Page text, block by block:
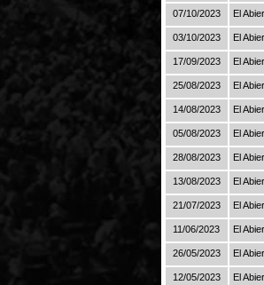
07/10/2023 El
03/10/2023 El
17/09/2023 El
25/08/2023 El
14/08/2023 El
05/08/2023 El
28/08/2023 El
13/08/2023 El
21/07/2023 El
11/06/2023 El
26/05/2023 El
12/05/2023 El